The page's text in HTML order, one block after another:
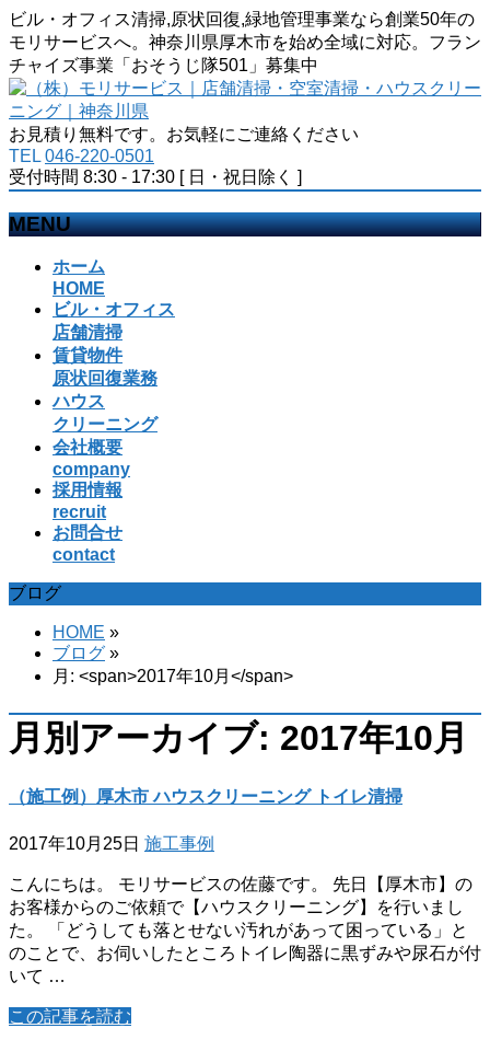
ビル・オフィス清掃,原状回復,緑地管理事業なら創業50年の
モリサービスへ。神奈川県厚木市を始め全域に対応。フラン
チャイズ事業「おそうじ隊501」募集中
お見積り無料です。お気軽にご連絡ください
TEL 046-220-0501
受付時間 8:30 - 17:30 [ 日・祝日除く ]
MENU
ホーム
HOME
ビル・オフィス
店舗清掃
賃貸物件
原状回復業務
ハウス
クリーニング
会社概要
company
採用情報
recruit
お問合せ
contact
ブログ
HOME »
ブログ »
月: <span>2017年10月</span>
月別アーカイブ: 2017年10月
（施工例）厚木市 ハウスクリーニング トイレ清掃
2017年10月25日 施工事例
こんにちは。 モリサービスの佐藤です。 先日【厚木市】の
お客様からのご依頼で【ハウスクリーニング】を行いまし
た。 「どうしても落とせない汚れがあって困っている」と
のことで、お伺いしたところトイレ陶器に黒ずみや尿石が付
いて …
この記事を読む